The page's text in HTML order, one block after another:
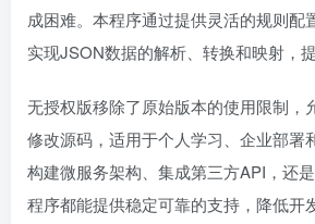
成困难。本程序通过提供灵活的规则配
实现JSON数据的解析、转换和映射，提
无授权版移除了原始版本的使用限制，
修改源码，适用于个人学习、企业部署
构建微服务架构、集成第三方API，还
程序都能提供稳定可靠的支持，降低开